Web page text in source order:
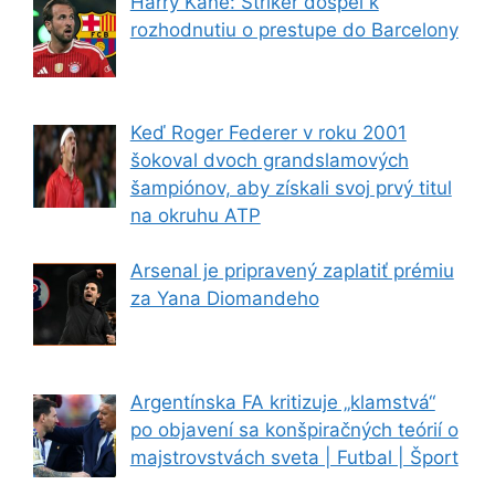
rozhodnutiu o prestupe do Barcelony
Keď Roger Federer v roku 2001
šokoval dvoch grandslamových
šampiónov, aby získali svoj prvý titul
na okruhu ATP
Arsenal je pripravený zaplatiť prémiu
za Yana Diomandeho
Argentínska FA kritizuje „klamstvá“
po objavení sa konšpiračných teórií o
majstrovstvách sveta | Futbal | Šport